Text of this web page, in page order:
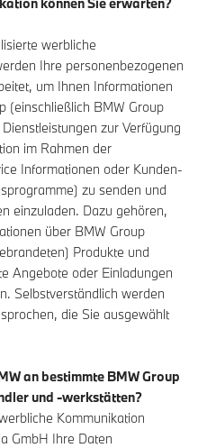
können Sie erwarten?
werbliche
Ihre personenbezogenen
um Ihnen Informationen
(einschließlich BMW Group
zur Verfügung
im Rahmen der
Informationen oder Kunden-
zu senden und
einzuladen. Dazu gehören,
über BMW Group
Produkte und
Angebote oder Einladungen
Selbstverständlich werden
die Sie ausgewählt
an bestimmte BMW Group
und -werkstätten?
Kommunikation
GmbH Ihre Daten